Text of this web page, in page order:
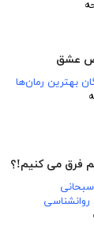
عشق
بهترین رمان‌ها
فرق می کنیم!؟